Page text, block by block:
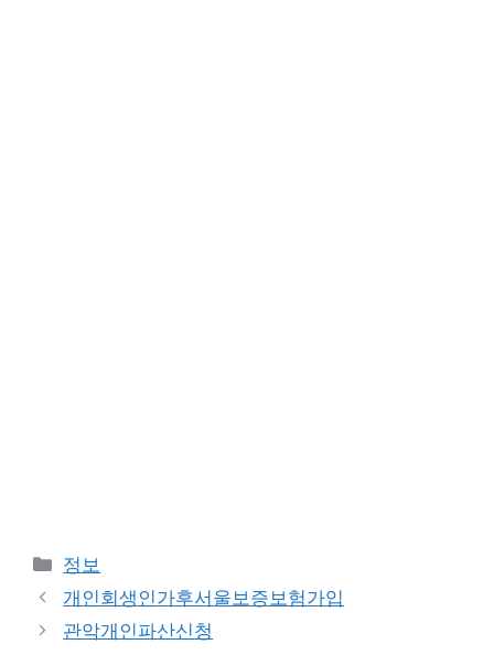
카
테
고
리
정보
개인회생인가후서울보증보험가입
관악개인파산신청